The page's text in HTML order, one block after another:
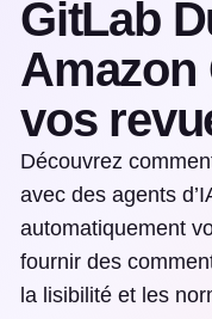
GitLab
Amazon
vos
Découvrez
avec des agents
automatiquement
fournir des
la lisibilité et les